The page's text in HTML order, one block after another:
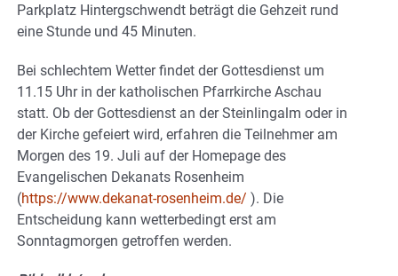
Parkplatz Hintergschwendt beträgt die Gehzeit rund
eine Stunde und 45 Minuten.
Bei schlechtem Wetter findet der Gottesdienst um
11.15 Uhr in der katholischen Pfarrkirche Aschau
statt. Ob der Gottesdienst an der Steinlingalm oder in
der Kirche gefeiert wird, erfahren die Teilnehmer am
Morgen des 19. Juli auf der Homepage des
Evangelischen Dekanats Rosenheim
(https://www.dekanat-rosenheim.de/ ). Die
Entscheidung kann wetterbedingt erst am
Sonntagmorgen getroffen werden.